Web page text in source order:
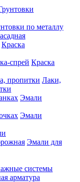
по металлу
Краска
Краска
Лаки,
Эмали
Эмали
Эмали для
системы
арматура